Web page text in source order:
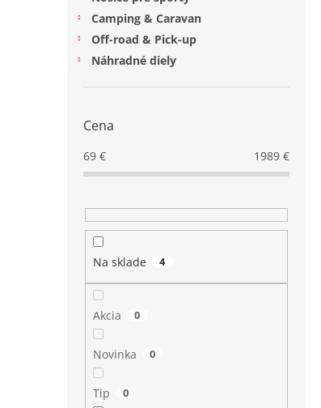
Camping & Caravan
Off-road & Pick-up
Náhradné diely
Cena
69 € 1989 €
Na sklade 4
Akcia 0
Novinka 0
Tip 0